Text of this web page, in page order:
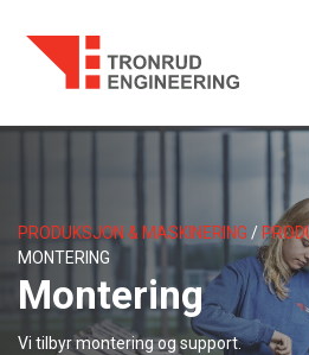
PRODUKSJON & MASKINERING
MONTERING
Montering
Vi tilbyr montering og support.